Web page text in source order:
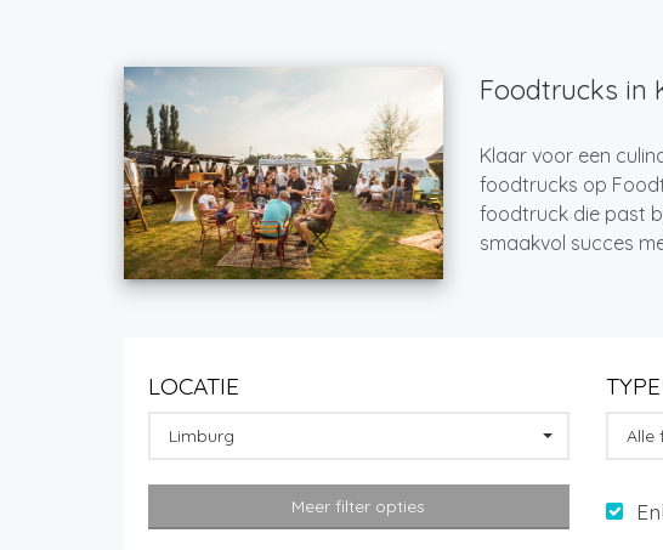
Foodtrucks in
Klaar voor een
foodtrucks op
foodtruck die past
smaakvol succes
LOCATIE
Limburg Alle
Meer filter opties